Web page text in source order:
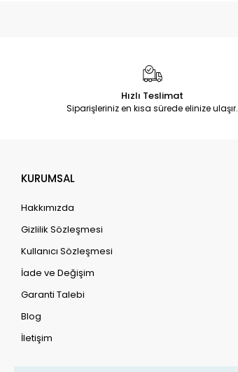
Hızlı Teslimat
Siparişleriniz en kısa sürede elinize ulaşır.
KURUMSAL
Hakkımızda
Gizlilik Sözleşmesi
Kullanıcı Sözleşmesi
İade ve Değişim
Garanti Talebi
Blog
İletişim